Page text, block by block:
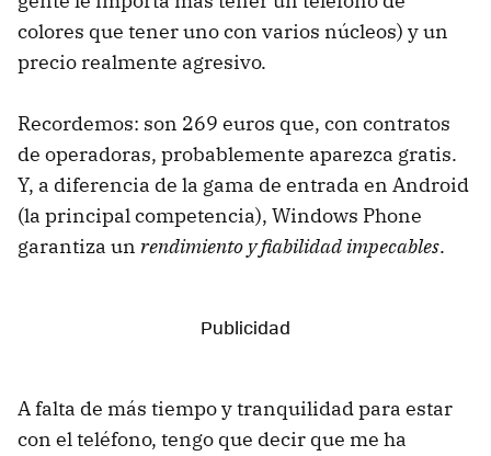
colores que tener uno con varios núcleos) y un
precio realmente agresivo.
Recordemos: son 269 euros que, con contratos
de operadoras, probablemente aparezca gratis.
Y, a diferencia de la gama de entrada en Android
(la principal competencia), Windows Phone
garantiza un rendimiento y fiabilidad impecables.
A falta de más tiempo y tranquilidad para estar
con el teléfono, tengo que decir que me ha